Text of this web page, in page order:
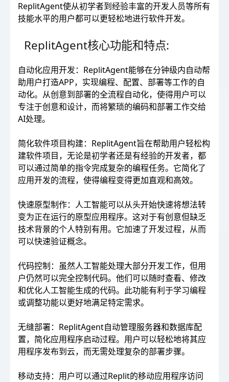
ReplitAgent使从初学者到经验丰富的开发人员等所有
技能水平的用户都可以更轻松地进行软件开发。
ReplitAgent核心功能和特点:
自动化应用开发：ReplitAgent能够在分钟级内自动帮
助用户打造APP，实现编程、配置、部署等工作的自
动化。从创意到部署的全流程自动化，使得用户可以
专注于创意和设计，而将繁琐的编码和部署工作交给
AI处理。
简化软件项目构建：ReplitAgent旨在帮助用户轻松构
建软件项目，无论是初学者还是有经验的开发者，都
可以通过简单的指令完成复杂的编程任务。它简化了
应用开发的流程，使得编程变得更加直观和高效。
快速原型制作：人工智能可以从头开始快速将想法转
变为正在运行的原型应用程序。这对于有创意但缺乏
技术背景的个人特别有用。它加速了开发过程，从而
可以快速验证概念。
代码控制：虽然人工智能处理大部分开发工作，但用
户仍然可以完全控制代码。他们可以随时查看、修改
和优化人工智能生成的代码。此功能有利于学习编程
或调整功能以更好地满足特定需求。
无缝部署：ReplitAgent自动管理服务器和数据库配
置，简化应用程序启动过程。用户可以轻松地将其应
用程序发布到云，而无需处理复杂的部署步骤。
移动支持：用户可以通过Replit的移动应用程序访问